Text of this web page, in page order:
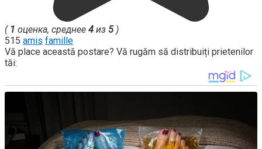
( 1 оценка, среднее 4 из 5)
515 amis famille
Vă place această postare? Vă rugăm să distribuiți prietenilor
tăi: